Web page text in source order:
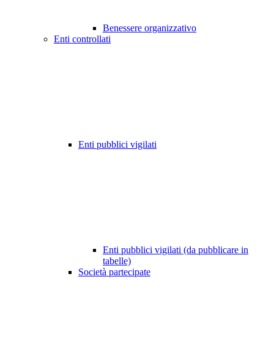
Benessere organizzativo
Enti controllati
Enti pubblici vigilati
Enti pubblici vigilati (da pubblicare in
tabelle)
Società partecipate